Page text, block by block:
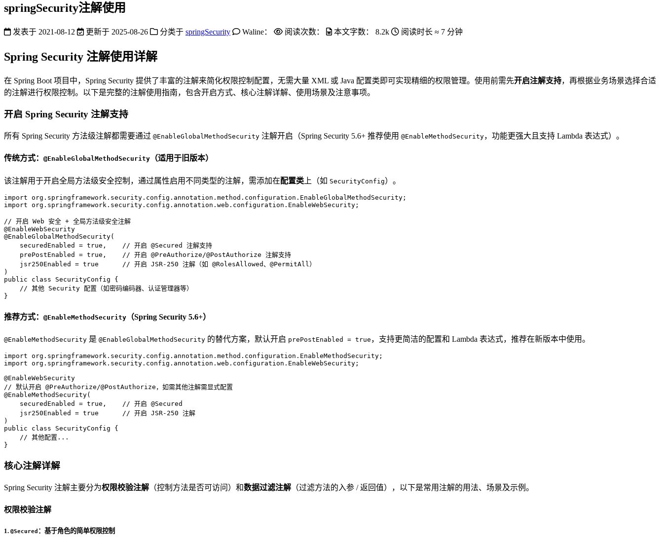
springSecurity注解使用
发表于 2021-08-12 更新于 2025-08-26 分类于 springSecurity Waline： 阅读次数： 本文字数： 8.2k 阅读时长 ≈ 7 分钟
Spring Security 注解使用详解
在 Spring Boot 项目中，Spring Security 提供了丰富的注解来简化权限控制配置，无需大量 XML 或 Java 配置类即可实现精细的权限管理。使用前需先开启注解支持，再根据业务场景选择合适
的注解进行权限控制。以下是完整的注解使用指南，包含开启方式、核心注解详解、使用场景及注意事项。
开启 Spring Security 注解支持
所有 Spring Security 方法级注解都需要通过 @EnableGlobalMethodSecurity 注解开启（Spring Security 5.6+ 推荐使用 @EnableMethodSecurity，功能更强大且支持 Lambda 表达式）。
传统方式： @EnableGlobalMethodSecurity （适用于旧版本）
该注解用于开启全局方法级安全控制，通过属性启用不同类型的注解，需添加在配置类 上（如 SecurityConfig）。
import
import org.springframework.security.config.annotation.web.configuration.EnableWebSecurity;
// 开启 Web 安全 + 全局方法级安全注解
@EnableWebSecurity
@EnableGlobalMethodSecurity(
    securedEnabled = true,    // 开启 @Secured 注解支持
    prePostEnabled = true,    // 开启 @PreAuthorize/@PostAuthorize 注解支持
    jsr250Enabled = true      // 开启 JSR-250 注解（如 @RolesAllowed、@PermitAll）
)
public
class SecurityConfig {
// 其他 Security 配置（如密码编码器、认证管理器等）
}
推荐方式： @EnableMethodSecurity （Spring Security 5.6+）
@EnableMethodSecurity 是 @EnableGlobalMethodSecurity 的替代方案，默认开启 prePostEnabled = true ，支持更简洁的配置和 Lambda 表达式，推荐在新版本中使用。
import
import org.springframework.security.config.annotation.web.configuration.EnableWebSecurity;
@EnableWebSecurity
// 默认开启 @PreAuthorize/@PostAuthorize，如需其他注解需显式配置
@EnableMethodSecurity(
    securedEnabled = true,    // 开启 @Secured
    jsr250Enabled = true      // 开启 JSR-250 注解
)
public
class SecurityConfig {
// 其他配置...
}
核心注解详解
Spring Security 注解主要分为权限校验注解 （控制方法是否可访问）和数据过滤注解 （过滤方法的入参 / 返回值），以下是常用注解的用法、场景及示例。
权限校验注解
1. @Secured ：基于角色的简单权限控制